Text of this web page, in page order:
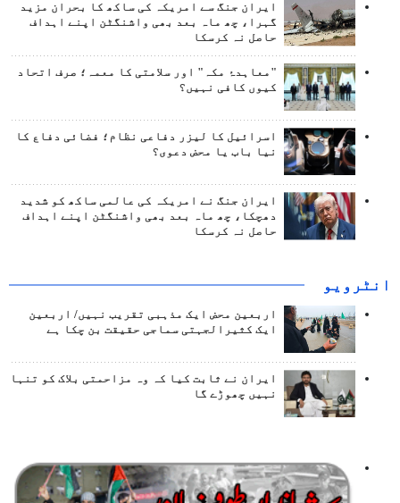
ایران جنگ سے امریکہ کی ساکھ کا بحران مزید
گہرا، چھ ماہ بعد بھی واشنگٹن اپنے اہداف
حاصل نہ کرسکا
"معاہدۂ مکہ" اور سلامتی کا معمہ؛ صرف اتحاد
کیوں کافی نہیں؟
اسرائیل کا لیزر دفاعی نظام؛ فضائی دفاع کا
نیا باب یا محض دعوی؟
ایران جنگ نے امریکہ کی عالمی ساکھ کو شدید
دھچکا، چھ ماہ بعد بھی واشنگٹن اپنے اہداف
حاصل نہ کرسکا
انٹرويو
اربعین محض ایک مذہبی تقریب نہیں/ اربعین
ایک کثیرالجہتی سماجی حقیقت بن چکا ہے
ایران نے ثابت کیا کہ وہ مزاحمتی بلاک کو تنہا
نہیں چھوڑے گا